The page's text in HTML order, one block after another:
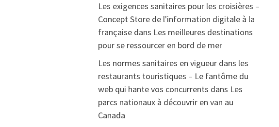
Les exigences sanitaires pour les croisières –
Concept Store de l'information digitale à la
françaisedans Les meilleures destinations
pour se ressourcer en bord de mer
Les normes sanitaires en vigueur dans les
restaurants touristiques – Le fantôme du
web qui hante vos concurrents dans Les
parcs nationaux à découvrir en van au
Canada